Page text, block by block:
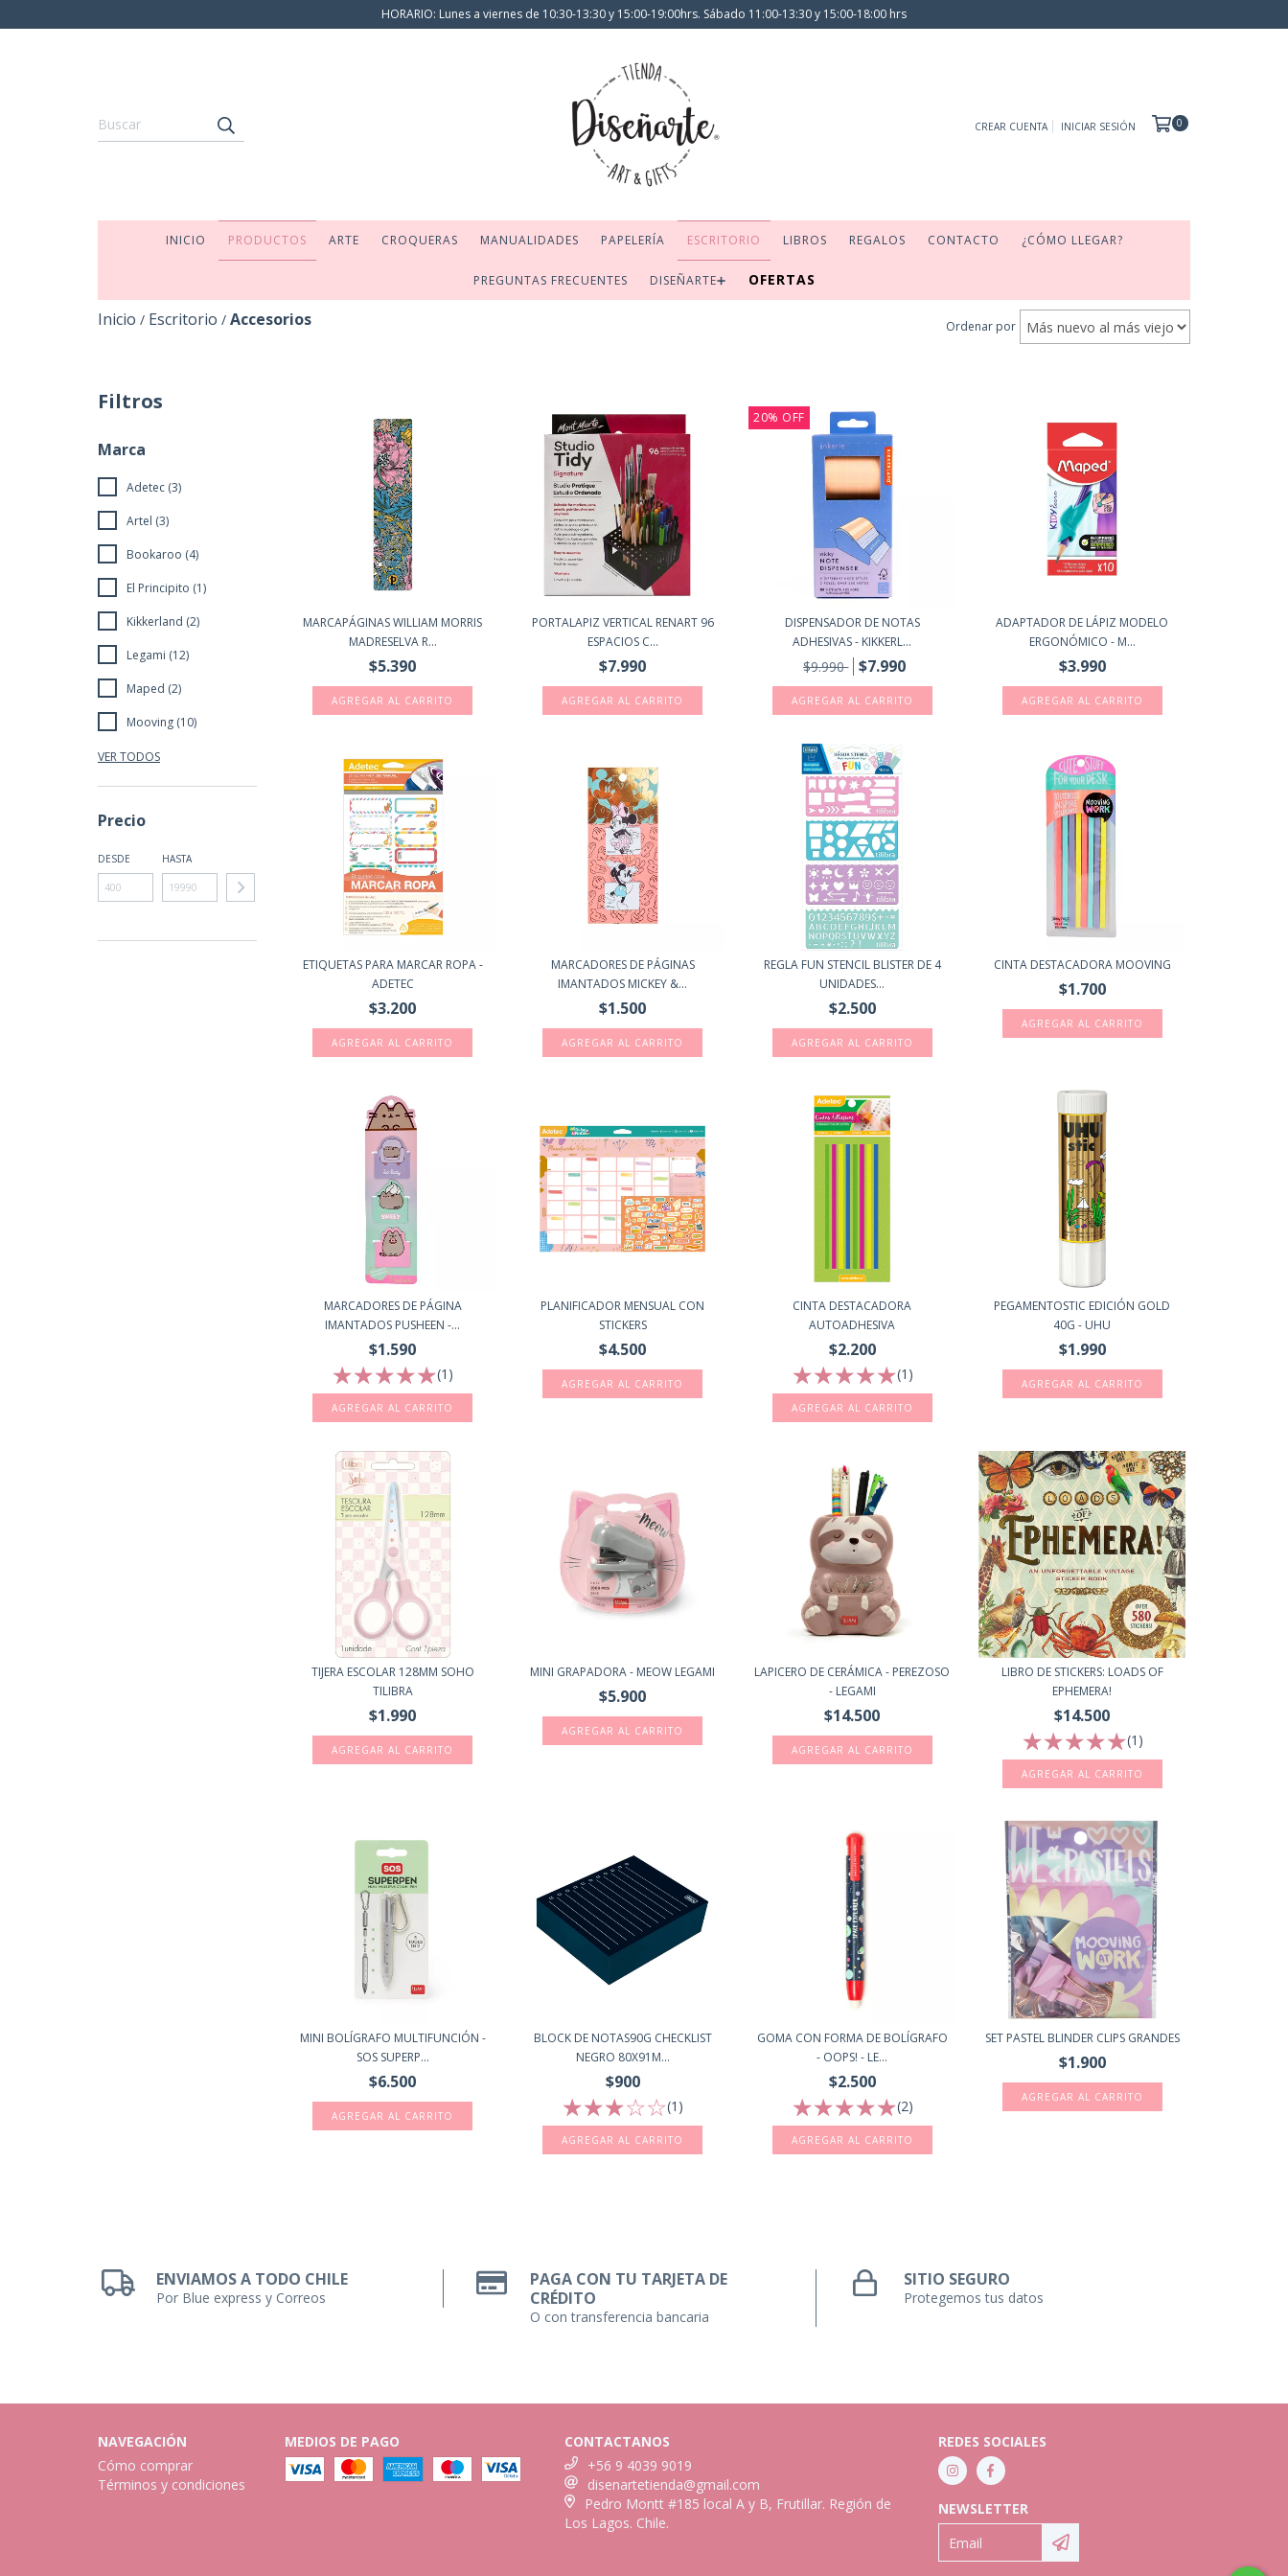
HORARIO: Lunes a viernes de 10:30-13:30 y 15:00-19:00hrs. Sábado 11:00-13:30 y 15:00-18:00 hrs
CREAR CUENTA INICIAR SESIÓN 0
INICIO PRODUCTOS ARTE CROQUERAS MANUALIDADES PAPELERÍA ESCRITORIO LIBROS REGALOS CONTACTO ¿CÓMO LLEGAR?
PREGUNTAS FRECUENTES DISEÑARTE➕ OFERTAS
Inicio / Escritorio / Accesorios Ordenar por
Filtros
Marca
Adetec (3)
Artel (3)
Bookaroo (4)
El Principito (1)
Kikkerland (2)
Legami (12)
Maped (2)
Mooving (10)
VER TODOS
Precio
DESDE HASTA
MARCAPÁGINAS WILLIAM MORRIS
MADRESELVA R...
$5.390
PORTALAPIZ VERTICAL RENART 96
ESPACIOS C...
$7.990
20% OFF
DISPENSADOR DE NOTAS
ADHESIVAS - KIKKERL...
$9.990 $7.990
ADAPTADOR DE LÁPIZ MODELO
ERGONÓMICO - M...
$3.990
ETIQUETAS PARA MARCAR ROPA -
ADETEC
$3.200
AGREGAR AL CARRITO
MARCADORES DE PÁGINAS
IMANTADOS MICKEY &...
$1.500
REGLA FUN STENCIL BLISTER DE 4
UNIDADES...
$2.500
CINTA DESTACADORA MOOVING
$1.700
MARCADORES DE PÁGINA
IMANTADOS PUSHEEN -...
$1.590
(1)
PLANIFICADOR MENSUAL CON
STICKERS
$4.500
AGREGAR AL CARRITO
CINTA DESTACADORA
AUTOADHESIVA
$2.200
(1)
PEGAMENTOSTIC EDICIÓN GOLD
40G - UHU
$1.990
TIJERA ESCOLAR 128MM SOHO
TILIBRA
$1.990
MINI GRAPADORA - MEOW LEGAMI
$5.900
LAPICERO DE CERÁMICA - PEREZOSO
- LEGAMI
$14.500
LIBRO DE STICKERS: LOADS OF
EPHEMERA!
$14.500
(1)
MINI BOLÍGRAFO MULTIFUNCIÓN -
SOS SUPERP...
$6.500
BLOCK DE NOTAS90G CHECKLIST
NEGRO 80X91M...
$900
(1)
GOMA CON FORMA DE BOLÍGRAFO
- OOPS! - LE...
$2.500
(2)
AGREGAR AL CARRITO
SET PASTEL BLINDER CLIPS GRANDES
$1.900
ENVIAMOS A TODO CHILE
Por Blue express y Correos
PAGA CON TU TARJETA DE
CRÉDITO
O con transferencia bancaria
SITIO SEGURO
Protegemos tus datos
NAVEGACIÓN
Cómo comprar
Términos y condiciones
MEDIOS DE PAGO
CONTACTANOS
+56 9 4039 9019
disenartetienda@gmail.com
Pedro Montt #185 local A y B, Frutillar. Región de
Los Lagos. Chile.
REDES SOCIALES
NEWSLETTER